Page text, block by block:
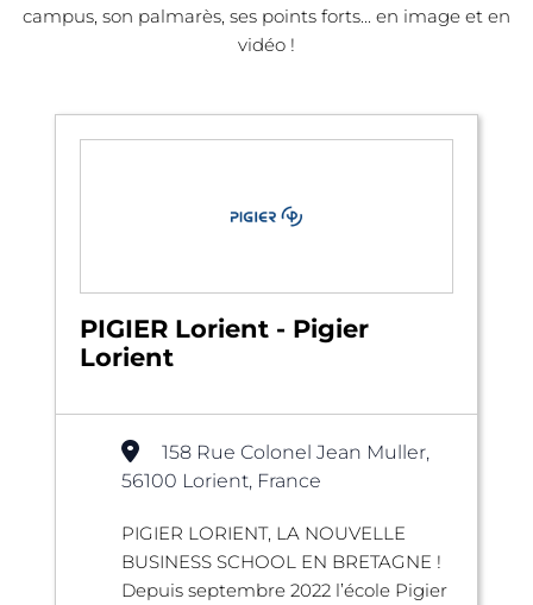
campus, son palmarès, ses points forts... en image et en
vidéo !
PIGIER Lorient - Pigier
Lorient
158 Rue Colonel Jean Muller,
56100 Lorient, France
PIGIER LORIENT, LA NOUVELLE
BUSINESS SCHOOL EN BRETAGNE !
Depuis septembre 2022 l’école Pigier